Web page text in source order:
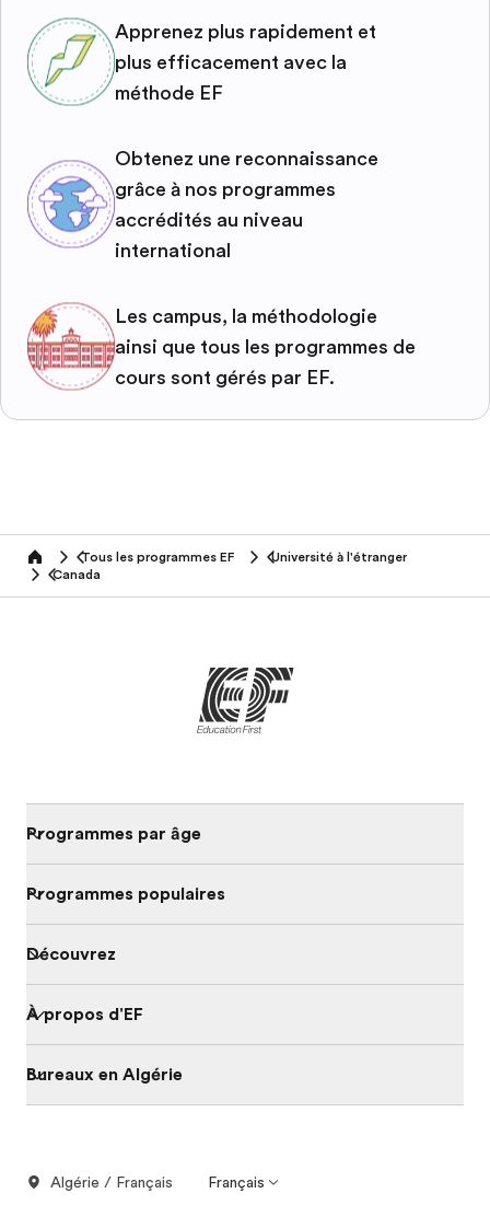
Apprenez plus rapidement et
plus efficacement avec la
méthode EF
Obtenez une reconnaissance
grâce à nos programmes
accrédités au niveau
international
Les campus, la méthodologie
ainsi que tous les programmes de
cours sont gérés par EF.
home Tous les programmes EF
Université à l'étranger
Canada
Programmes par âge
Programmes populaires
Découvrez
À propos d'EF
Bureaux en Algérie
Algérie / Français Français